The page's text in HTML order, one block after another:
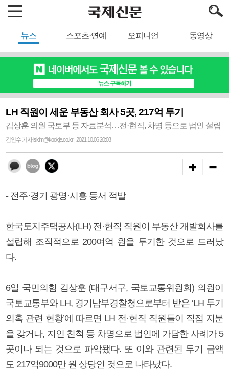
뉴스 스포츠·연예 오피니언 동영상
LH 직원이 세운 부동산 회사 5곳, 217억 투기
김상훈 의원 국토부 등 자료분석…전·현직, 차명 등으로 법인 설립
김인수 기자 iskim@kookje.co.kr | 2021.10.06 20:03
- 전주·경기 광명·시흥 등서 적발
한국토지주택공사(LH) 전·현직 직원이 부동산 개발회사를
설립해 조직적으로 200여억 원을 투기한 것으로 드러났
다.
6일 국민의힘 김상훈 (대구서구, 국토교통위원회) 의원이
국토교통부와 LH, 경기남부경찰청으로부터 받은 ‘LH 투기
의혹 관련 현황’에 따르면 LH 전·현직 직원들이 직접 지분
을 갖거나, 지인 친척 등 차명으로 법인에 가담한 사례가 5
곳이나 되는 것으로 파악됐다. 또 이와 관련된 투기 금액
도 217억9000만 원 상당인 것으로 나타났다.